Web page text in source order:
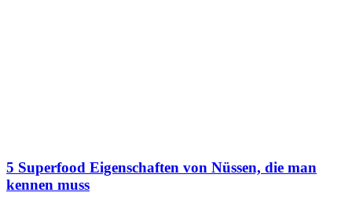
5 Superfood Eigenschaften von Nüssen, die man
kennen muss